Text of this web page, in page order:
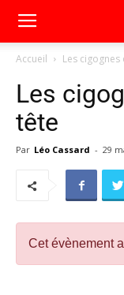
Accueil Les
Les
tête
Par Léo Cassard - 29
Cet évènement